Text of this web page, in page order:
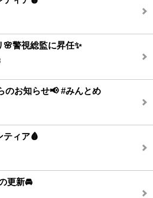
警視総監に昇任✨
のお知らせ📢 #みんとめ
ティア🩸
更新🚘